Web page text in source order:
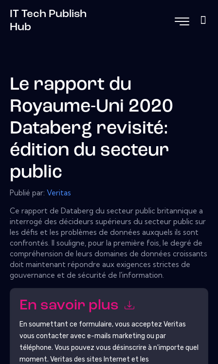
IT Tech Publish
Hub
Le rapport du
Royaume-Uni 2020
Databerg revisité:
édition du secteur
public
Publié par: Veritas
Ce rapport de Databerg du secteur public britannique a
interrogé des décideurs supérieurs du secteur public sur
les défis et les problèmes de données auxquels ils sont
confrontés. Il souligne, pour la première fois, le degré de
compréhension de leurs domaines de données croissants
doit maintenant répondre aux exigences strictes de
gouvernance et de sécurité de l'information.
En savoir plus
En soumettant ce formulaire, vous acceptez Veritas
vous contacter avec e-mails marketing ou par
téléphone. Vous pouvez vous désinscrire à n'importe quel
moment. Veritas des sites Internet et les